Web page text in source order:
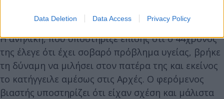
Data Deletion Data Access Privacy Policy
Η ανήλικη, που υποστήριξε επίσης ότι ο 44χρονος
της έλεγε ότι έχει σοβαρό πρόβλημα υγείας, βρήκε
τη δύναμη να μιλήσει στον πατέρα της και εκείνος
το κατήγγειλε αμέσως στις Αρχές. Ο φερόμενος
βιαστής υποστηρίζει ότι είχαν σχέση και μάλιστα